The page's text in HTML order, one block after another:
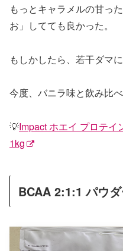
もっとキャラメルの甘っ
お」してても良かった。
もしかしたら、若干ダマ
今度、バニラ味と飲み比べ
💡Impact ホエイ プロテイ
1kg
BCAA 2:1:1 パウ